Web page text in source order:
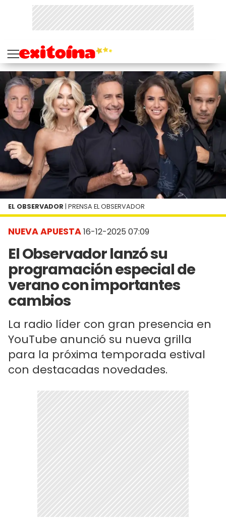
NUEVA APUESTA16-12-2025 07:09
El Observador lanzó su
programación especial de
verano con importantes
cambios
La radio líder con gran presencia en
YouTube anunció su nueva grilla
para la próxima temporada estival
con destacadas novedades.
EL OBSERVADOR | PRENSA EL OBSERVADOR